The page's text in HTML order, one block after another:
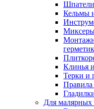
Шпатели
Кельмы
Клинья
Терки и
Правила
Для малярных